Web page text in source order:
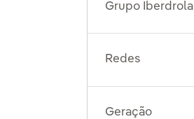
Grupo Iberdrola
Redes
Geração